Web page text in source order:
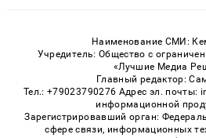
Наименование СМИ:
Учредитель: Общество с
«Лучшие Медиа
Главный редактор:
Тел.: +79023790276 Адрес эл. почты:
информационной
Зарегистрировавший орган:
сфере связи, информационных